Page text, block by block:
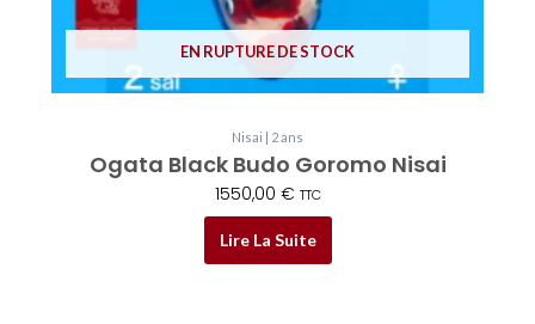
EN RUPTURE DE STOCK
Nisai | 2 ans
Ogata Black Budo Goromo Nisai
1550,00 € TTC
Lire La Suite